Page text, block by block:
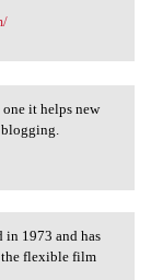
it helps new
in 1973 and has
the flexible film